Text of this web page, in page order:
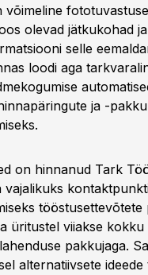
olevad jätkukohad
selle
loodi aga
ja -
on hinnanud Tark
vajalikuks
tööstusettevõtete
üritustel viiakse kokku
pakkujaga.
alternatiivsete ideede